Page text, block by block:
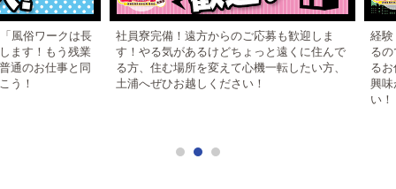
１～３ヶ月で店内業務を覚えて頂き、その後リスト業務や女の子
出勤管理などを行っていきます。
20代～50代と幅広く活躍している現場になります！
また、スカウト行為、客引き行為も一切なく店舗内での勤務にな
ります！
ークは長
もう残業
仕事と同
社員寮完備！遠方からのご応募も歓迎しま
す！やる気があるけどちょっと遠くに住んで
る方、住む場所を変えて心機一転したい方、
土浦へぜひお越しください！
経験・学
るので、
るお仕事
興味があ